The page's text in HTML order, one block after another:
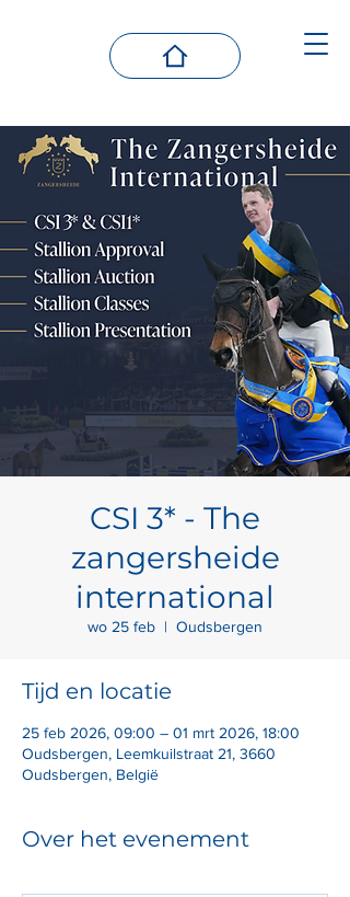
CSI 3* - The
zangersheide
international
wo 25 feb
  |
Oudsbergen
Tijd en locatie
25 feb 2026, 09:00 – 01 mrt 2026, 18:00
Oudsbergen, Leemkuilstraat 21, 3660
Oudsbergen, België
Over het evenement